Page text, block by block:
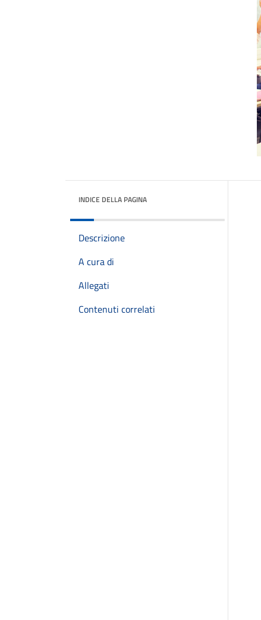
INDICE DELLA PAGINA
Descrizione
A cura di
Allegati
Contenuti correlati